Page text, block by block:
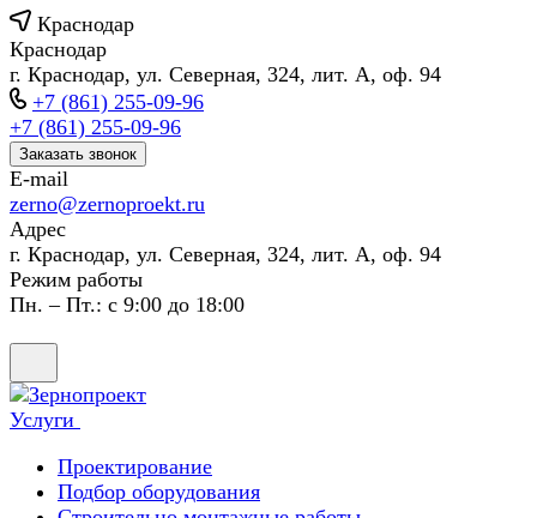
Краснодар
Краснодар
г. Краснодар, ул. Северная, 324, лит. А, оф. 94
+7 (861) 255-09-96
+7 (861) 255-09-96
Заказать звонок
E-mail
zerno@zernoproekt.ru
Адрес
г. Краснодар, ул. Северная, 324, лит. А, оф. 94
Режим работы
Пн. – Пт.: с 9:00 до 18:00
Услуги
Проектирование
Подбор оборудования